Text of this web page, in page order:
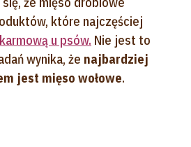
które najczęściej
u psów. Nie jest to
wynika, że najbardziej
jest mięso wołowe.